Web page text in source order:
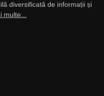
diversificată de informații și
multe...